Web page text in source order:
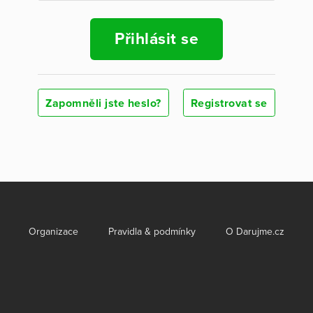
Přihlásit se
Zapomněli jste heslo? Registrovat se
Organizace Pravidla & podmínky O Darujme.cz